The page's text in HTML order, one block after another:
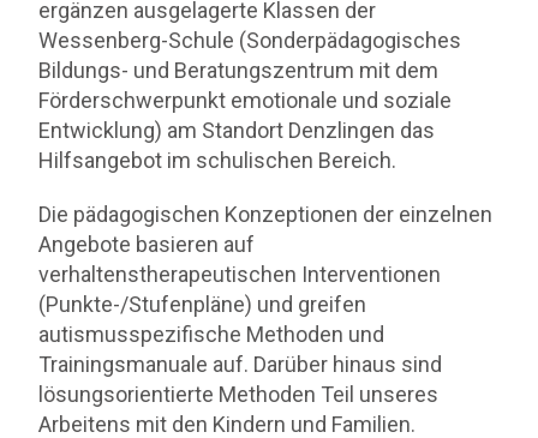
ergänzen ausgelagerte Klassen der
Wessenberg-Schule (Sonderpädagogisches
Bildungs- und Beratungszentrum mit dem
Förderschwerpunkt emotionale und soziale
Entwicklung) am Standort Denzlingen das
Hilfsangebot im schulischen Bereich.
Die pädagogischen Konzeptionen der einzelnen
Angebote basieren auf
verhaltenstherapeutischen Interventionen
(Punkte-/Stufenpläne) und greifen
autismusspezifische Methoden und
Trainingsmanuale auf. Darüber hinaus sind
lösungsorientierte Methoden Teil unseres
Arbeitens mit den Kindern und Familien.